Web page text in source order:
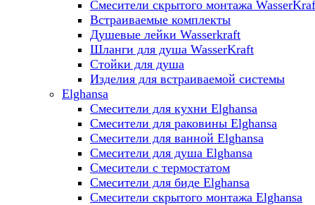
Смесители скрытого монтажа
Встраиваемые комплекты
Душевые лейки Wasserkraft
Шланги для душа WasserKraft
Стойки для душа
Изделия для встраиваемой системы
Elghansa
Смесители для кухни Elghansa
Смесители для раковины Elghansa
Смесители для ванной Elghansa
Смесители для душа Elghansa
Смесители с термостатом
Смесители для биде Elghansa
Смесители скрытого монтажа Elghansa